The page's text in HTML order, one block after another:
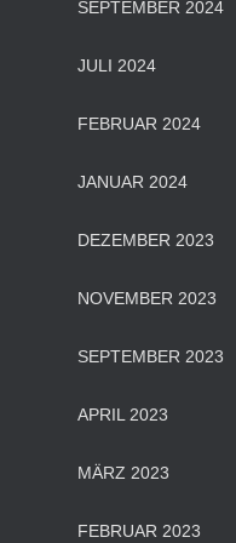
SEPTEMBER 2024
JULI 2024
FEBRUAR 2024
JANUAR 2024
DEZEMBER 2023
NOVEMBER 2023
SEPTEMBER 2023
APRIL 2023
MÄRZ 2023
FEBRUAR 2023